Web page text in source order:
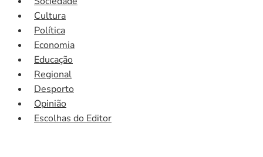
Cultura
Política
Economia
Educação
Regional
Desporto
Opinião
Escolhas do Editor